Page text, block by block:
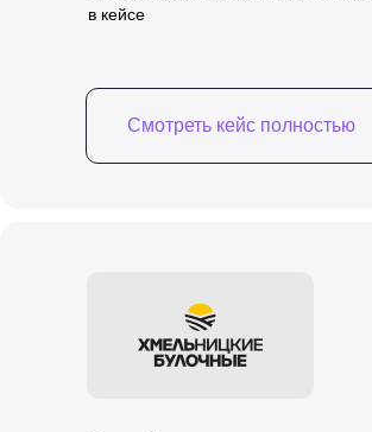
в кейсе
Смотреть кейс полностью